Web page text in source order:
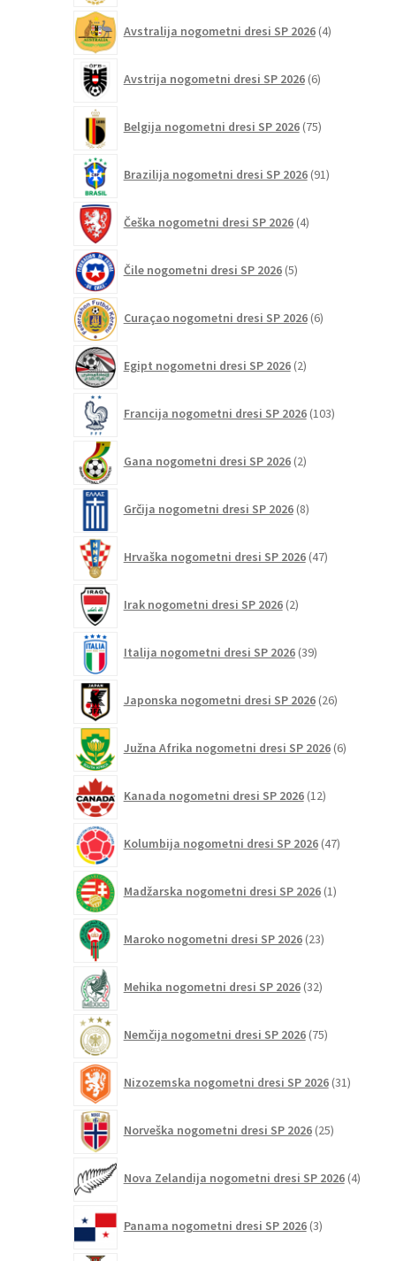
Avstralija nogometni dresi SP 2026 4izdelki
Avstrija nogometni dresi SP 2026 6izdelkov
Belgija nogometni dresi SP 2026 75izdelkov
Brazilija nogometni dresi SP 2026 91izdelkov
Češka nogometni dresi SP 2026 4izdelki
Čile nogometni dresi SP 2026 5izdelkov
Curaçao nogometni dresi SP 2026 6izdelkov
Egipt nogometni dresi SP 2026 2izdelka
Francija nogometni dresi SP 2026 103izdelki
Gana nogometni dresi SP 2026 2izdelka
Grčija nogometni dresi SP 2026 8izdelkov
Hrvaška nogometni dresi SP 2026 47izdelkov
Irak nogometni dresi SP 2026 2izdelka
Italija nogometni dresi SP 2026 39izdelkov
Japonska nogometni dresi SP 2026 26izdelkov
Južna Afrika nogometni dresi SP 2026 6izdelkov
Kanada nogometni dresi SP 2026 12izdelkov
Kolumbija nogometni dresi SP 2026 47izdelkov
Madžarska nogometni dresi SP 2026 1izdelek
Maroko nogometni dresi SP 2026 23izdelkov
Mehika nogometni dresi SP 2026 32izdelkov
Nemčija nogometni dresi SP 2026 75izdelkov
Nizozemska nogometni dresi SP 2026 31izdelkov
Norveška nogometni dresi SP 2026 25izdelkov
Nova Zelandija nogometni dresi SP 2026 4izdelki
Panama nogometni dresi SP 2026 3izdelki